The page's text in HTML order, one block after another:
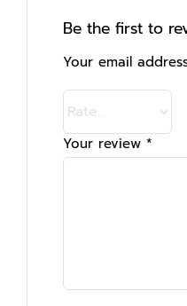
Be the first to
Your email
Your review *